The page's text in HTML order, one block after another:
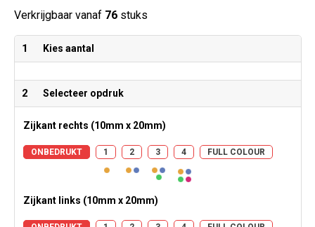
Verkrijgbaar vanaf 76stuks
1 Kies aantal
2 Selecteer opdruk
Zijkant rechts (10mm x 20mm)
ONBEDRUKT 1 2 3 4 FULL COLOUR
Zijkant links (10mm x 20mm)